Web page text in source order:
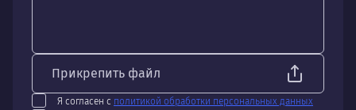
Прикрепить файл
Я согласен с политикой обработки персональных данных